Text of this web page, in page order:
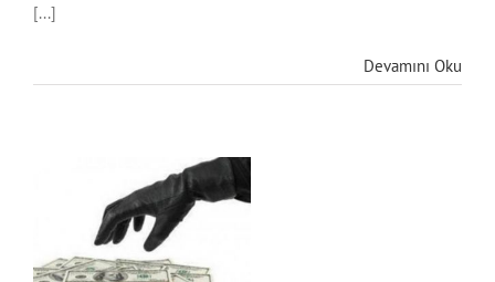
[...]
Devamını Oku